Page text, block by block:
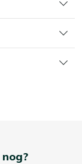
kunt
en winter
hou je alles